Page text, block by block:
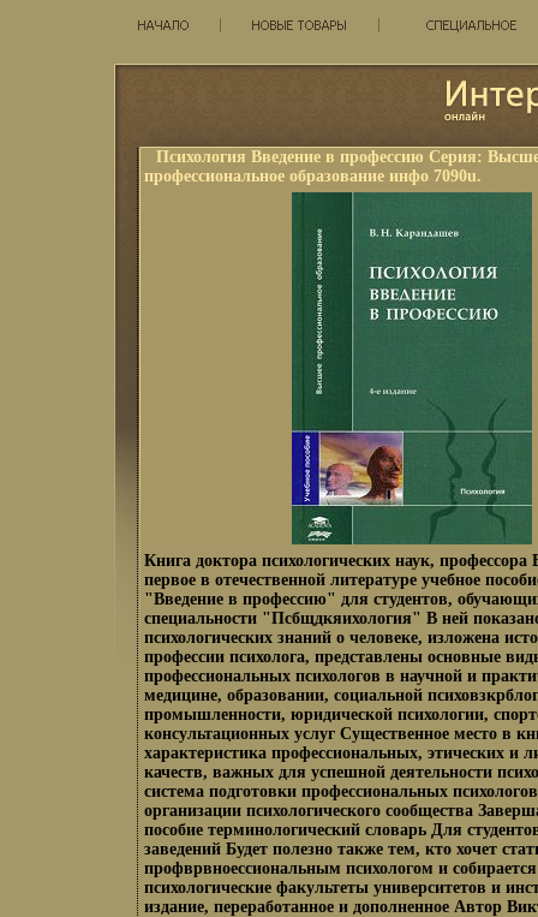
Психология Введение в профессию Серия:
профессиональное образование инфо 7090u.
Книга доктора психологических наук,
первое в отечественной литературе учебное
"Введение в профессию" для студентов,
специальности "Псбщдкяихология" В ней
психологических знаний о человеке, изложена
профессии психолога, представлены основные
профессиональных психологов в научной и
медицине, образовании, социальной
промышленности, юридической психологии,
консультационных услуг Существенное место в
характеристика профессиональных, этических и
качеств, важных для успешной деятельности
система подготовки профессиональных
организации психологического сообщества
пособие терминологический словарь Для
заведений Будет полезно также тем, кто хочет
профврвноессиональным психологом и
психологические факультеты университетов и
издание, переработанное и дополненное Автор